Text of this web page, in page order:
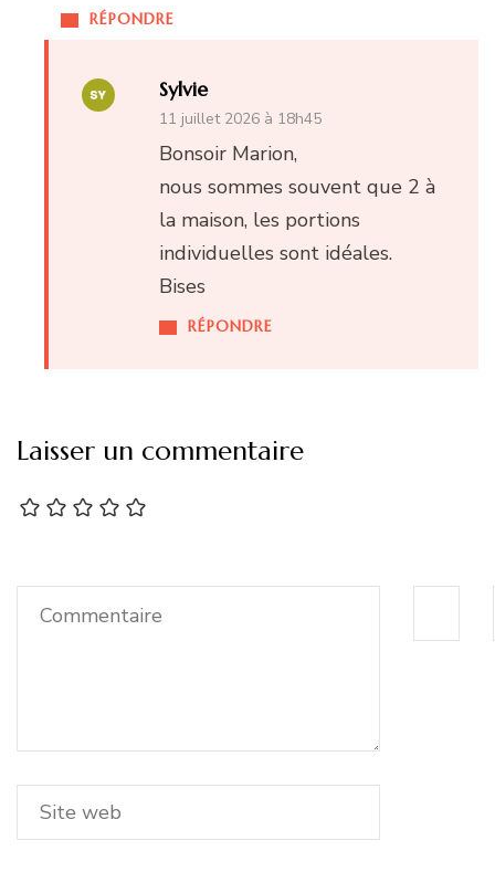
RÉPONDRE
Sylvie
11 juillet 2026 à 18h45
RÉPONDRE
Bonsoir Marion,
nous sommes souvent que 2 à
la maison, les portions
individuelles sont idéales.
Bises
Laisser un commentaire